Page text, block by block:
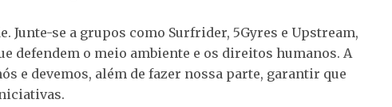
Junte-se a grupos como Surfrider, 5Gyres e Upstream,
defendem o meio ambiente e os direitos humanos. A
e devemos, além de fazer nossa parte, garantir que